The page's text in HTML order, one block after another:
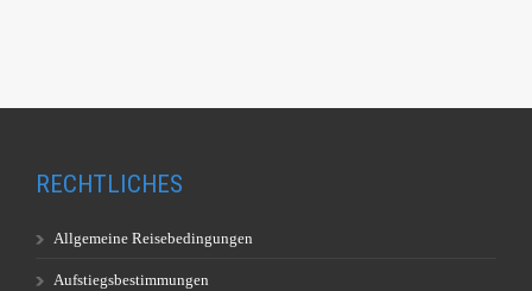
RECHTLICHES
Allgemeine Reisebedingungen
Aufstiegsbestimmungen